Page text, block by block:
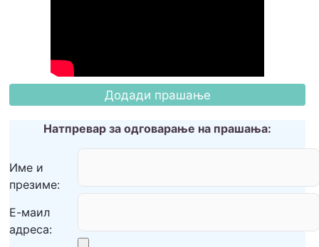
Натпревар за одговарање на прашања:
Име и
презиме:
Е-маил
адреса: